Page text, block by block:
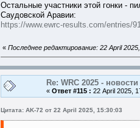
Остальные участники этой гонки -
Саудовской Аравии:
https://www.ewrc-results.com/entries/
« Последнее редактирование: 22 April
Re: WRC 2025 -
« Ответ #115 : 22 April 2025,
Цитата: AK-72 от 22 April 2025, 15:30:03